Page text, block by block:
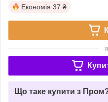
Економія 37 ₴
Що таке купити з